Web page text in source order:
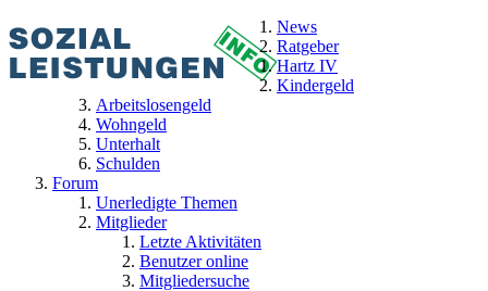
News
Ratgeber
Hartz IV
Kindergeld
Arbeitslosengeld
Wohngeld
Unterhalt
Schulden
Forum
Unerledigte Themen
Mitglieder
Letzte Aktivitäten
Benutzer online
Mitgliedersuche